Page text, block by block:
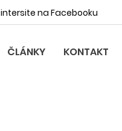
intersite na Facebooku
ČLÁNKY KONTAKT